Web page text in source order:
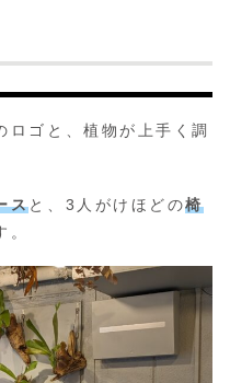
ロゴと、植物が上手く調
スと、3人がけほどの椅
。